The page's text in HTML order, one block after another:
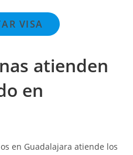
VISA
atienden
en
en Guadalajara atiende los